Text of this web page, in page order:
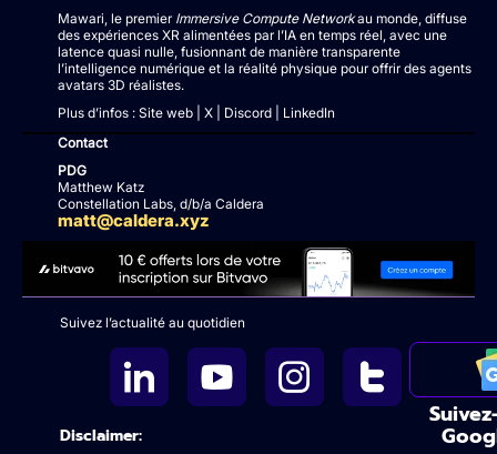
Mawari, le premier Immersive Compute Networkau monde, diffuse
des expériences XR alimentées par l’IA en temps réel, avec une
latence quasi nulle, fusionnant de manière transparente
l’intelligence numérique et la réalité physique pour offrir des agents
avatars 3D réalistes.
Plus d’infos : Site web | X | Discord | LinkedIn
Contact
PDG
Matthew Katz
Constellation Labs, d/b/a Caldera
matt@caldera.xyz
Suivez l’actualité au quotidien
Disclaimer: